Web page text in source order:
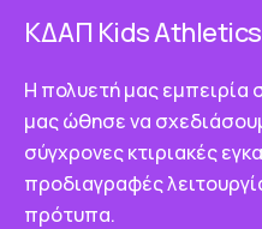
ΚΔΑΠ Κids Athletics
Η πολυετή μας εμπειρία
μας ώθησε να
σύγχρονες κτιριακές
προδιαγραφές
πρότυπα.